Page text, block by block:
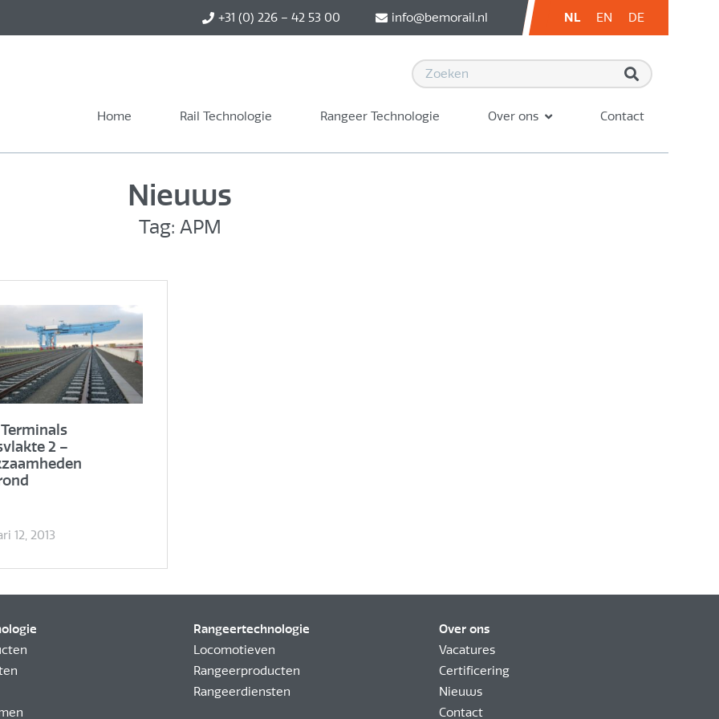
+31 (0) 226 – 42 53 00 info@bemorail.nl NL EN DE
Home Rail Technologie Rangeer Technologie Over ons Contact
Nieuws
Tag: APM
2 –
12, 2013
Rangeertechnologie
Locomotieven
Rangeerproducten
Rangeerdiensten
Over ons
Vacatures
Certificering
Nieuws
Contact